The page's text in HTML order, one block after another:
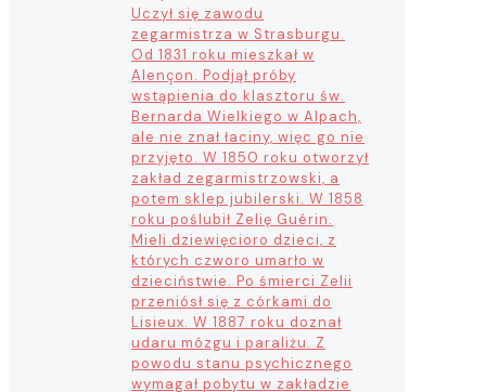
Uczył się zawodu
zegarmistrza w Strasburgu.
Od 1831 roku mieszkał w
Alençon. Podjął próby
wstąpienia do klasztoru św.
Bernarda Wielkiego w Alpach,
ale nie znał łaciny, więc go nie
przyjęto. W 1850 roku otworzył
zakład zegarmistrzowski, a
potem sklep jubilerski. W 1858
roku poślubił Zelię Guérin.
Mieli dziewięcioro dzieci, z
których czworo umarło w
dzieciństwie. Po śmierci Zelii
przeniósł się z córkami do
Lisieux. W 1887 roku doznał
udaru mózgu i paraliżu. Z
powodu stanu psychicznego
wymagał pobytu w zakładzie